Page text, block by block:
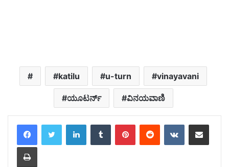
katilu u-turn vinayavani
ಯೂಟರ್ನ್ ವಿನಯವಾಣಿ
LinkedInTumblr PinterestReddit VKontakteShare via Email
Print